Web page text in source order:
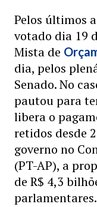
Pelos últimos
votado dia 19
Mista de
dia, pelos
Senado. No
pautou para
libera o
retidos desde
governo no
(PT-AP), a
de R$ 4,3